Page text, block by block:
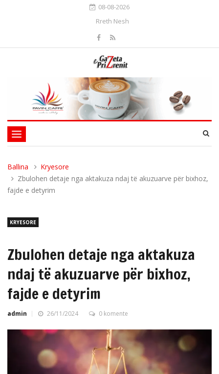
08-08-2026
Rreth Nesh
Toggle
navigation
Ballina
Kryesore
Zbulohen detaje nga aktakuza ndaj të akuzuarve për bixhoz,
fajde e detyrim
KRYESORE
Zbulohen detaje nga aktakuza
ndaj të akuzuarve për bixhoz,
fajde e detyrim
admin 26/11/2024 0 komente